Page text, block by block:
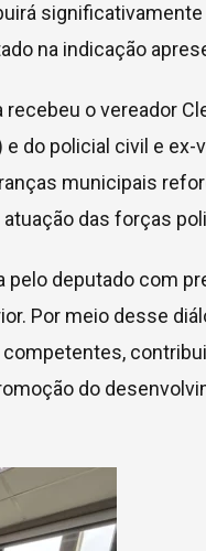
na indicação
o vereador
do policial civil e
municipais
das forças
deputado com
Por meio desse
do